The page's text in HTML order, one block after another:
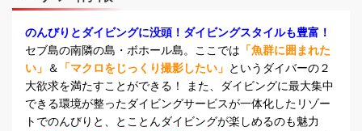
のんびりとダイビングに没頭！ダイビングスタイルも豊富！
セブ島の南隣の島・ボホール島。ここでは 「魚群に囲まれた
い」
＆ 「マクロをじっくり撮影したい」 というダイバーの２
大欲求を満たすことができる！ また、ダイビングに最大集中
できる環境が整ったダイビングサービスが一体化したリゾー
トでのんびりと、とことんダイビングが楽しめるのも魅力